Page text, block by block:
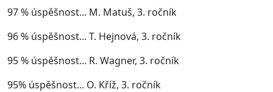
97 % úspěšnost... M. Matuš, 3. ročník
96 % úspěšnost... T. Hejnová, 3. ročník
95 % úspěšnost... R. Wagner, 3. ročník
95% úspěšnost... O. Kříž, 3. ročník